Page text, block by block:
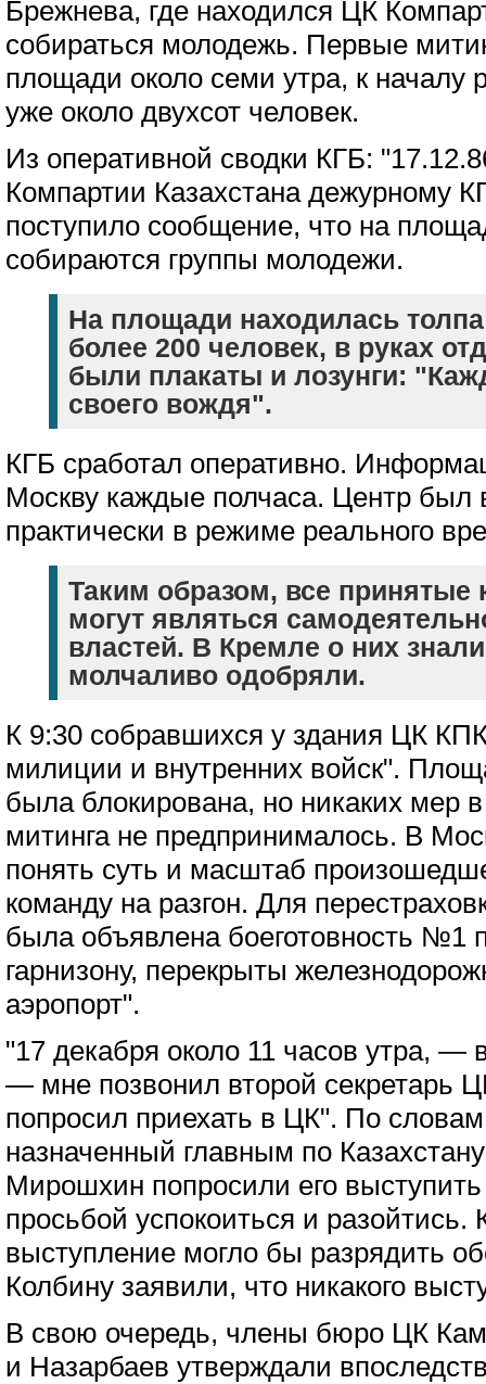
Брежнева, где находился ЦК
собираться молодежь. Первые
площади около семи утра, к началу
уже около двухсот человек.
Из оперативной сводки КГБ:
Компартии Казахстана дежурному
поступило сообщение, что на
собираются группы молодежи.
На площади находилась толпа
более 200 человек, в руках
были плакаты и лозунги:
своего вождя".
КГБ сработал оперативно.
Москву каждые полчаса. Центр был
практически в режиме реального
Таким образом, все принятые
могут являться
властей. В Кремле о них
молчаливо одобряли.
К 9:30 собравшихся у здания ЦК
милиции и внутренних войск".
была блокирована, но никаких мер
митинга не предпринималось. В
понять суть и масштаб
команду на разгон. Для
была объявлена боеготовность №1
гарнизону, перекрыты
аэропорт".
"17 декабря около 11 часов утра,
— мне позвонил второй секретарь
попросил приехать в ЦК". По
назначенный главным по
Мирошхин попросили его
просьбой успокоиться и разойтись.
выступление могло бы разрядить
Колбину заявили, что никакого
В свою очередь, члены бюро ЦК
и Назарбаев утверждали